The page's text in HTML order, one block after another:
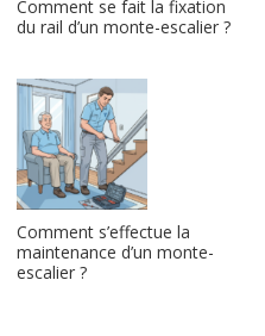
Comment se fait la fixation
du rail d’un monte-escalier ?
Comment s’effectue la
maintenance d’un monte-
escalier ?